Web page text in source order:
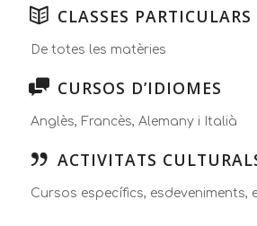
CLASSES PARTICULARS
De totes les matèries
CURSOS D’IDIOMES
Anglès, Francès, Alemany i Italià
ACTIVITATS
Cursos específics, esdeveniments,